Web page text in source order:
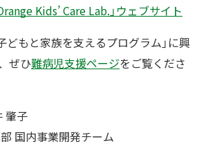
Kids’ Care Lab.」ウェブサイト
どもと家族を支えるプログラム」に興
ぜひ難病児支援ページをご覧くださ
肇子
国内事業開発チーム